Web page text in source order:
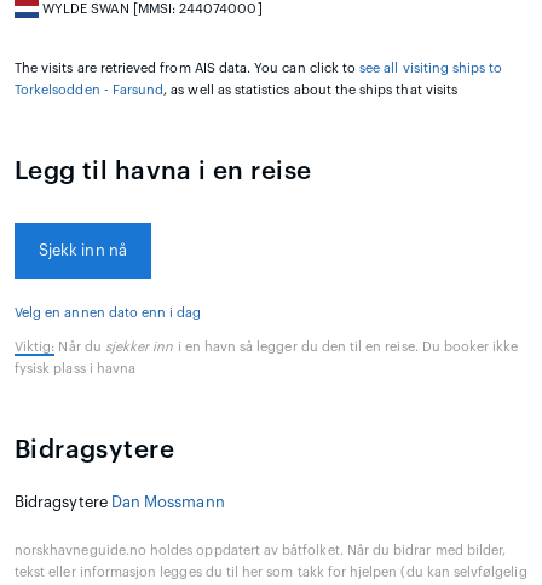
WYLDE SWAN [MMSI: 244074000]
The visits are retrieved from AIS data. You can click tosee all visiting ships to
Torkelsodden - Farsund , as well as statistics about the ships that visits
Legg til havna i en reise
Sjekk inn nå
Velg en annen dato enn i dag
Viktig: Når du sjekker inn i en havn så legger du den til en reise. Du booker ikke
fysisk plass i havna
Bidragsytere
Bidragsytere Dan Mossmann
norskhavneguide.no holdes oppdatert av båtfolket. Når du bidrar med bilder,
tekst eller informasjon legges du til her som takk for hjelpen (du kan selvfølgelig